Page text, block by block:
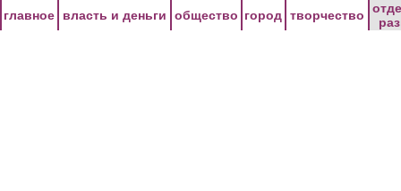
главное власть и деньги общество город творчество